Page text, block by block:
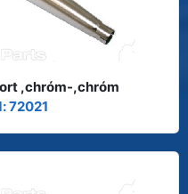
,chróm-,chróm
72021